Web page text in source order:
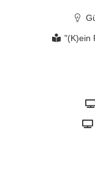
"(K)ein